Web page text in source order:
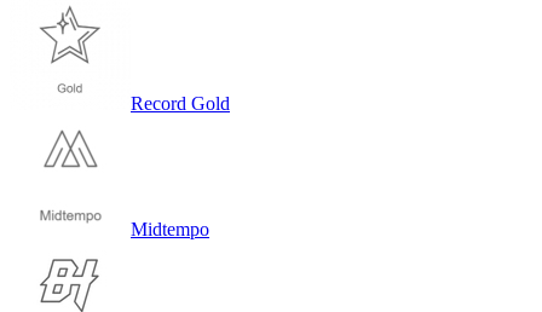
Record Gold
Midtempo